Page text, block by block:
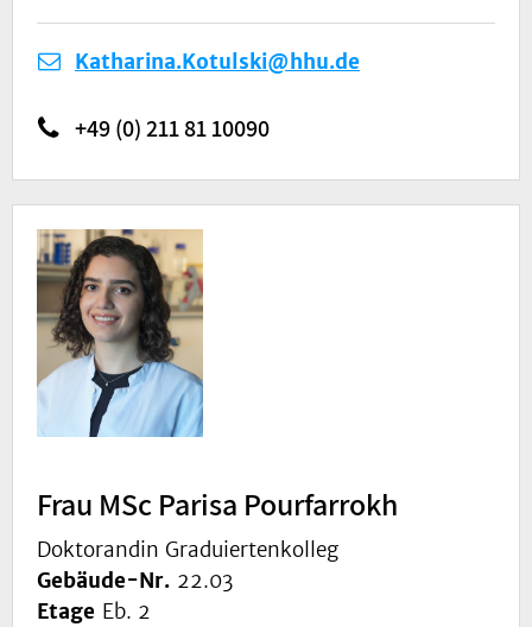
Katharina.Kotulski@hhu.de
+49 (0) 211 81 10090
Frau MSc Parisa Pourfarrokh
Doktorandin Graduiertenkolleg
Gebäude-Nr. 22.03
Etage Eb. 2